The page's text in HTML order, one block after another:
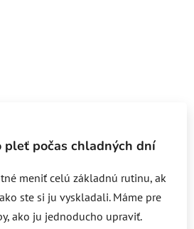
pleť počas chladných dní
meniť celú základnú rutinu, ak
ste si ju vyskladali. Máme pre
ako ju jednoducho upraviť.